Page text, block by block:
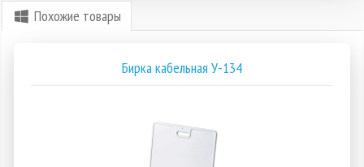
Похожие товары
Бирка кабельная У-134